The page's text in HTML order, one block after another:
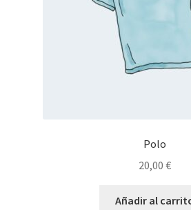
Polo
20,00 €
Añadir al